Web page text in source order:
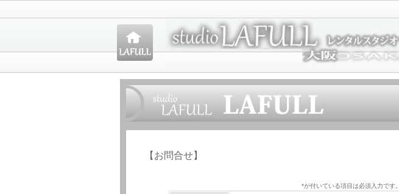
【お問合せ】
*が付いている項目は必須入力です。